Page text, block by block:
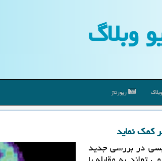
وبلاگ
رپورتاژ
كمك نماید
در بررسی جدید